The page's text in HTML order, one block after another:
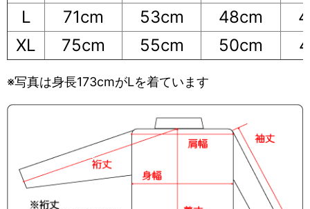
L
71cm 53cm 48cm
XL
75cm 55cm 50cm
※写真は身長173cmがLを着ています